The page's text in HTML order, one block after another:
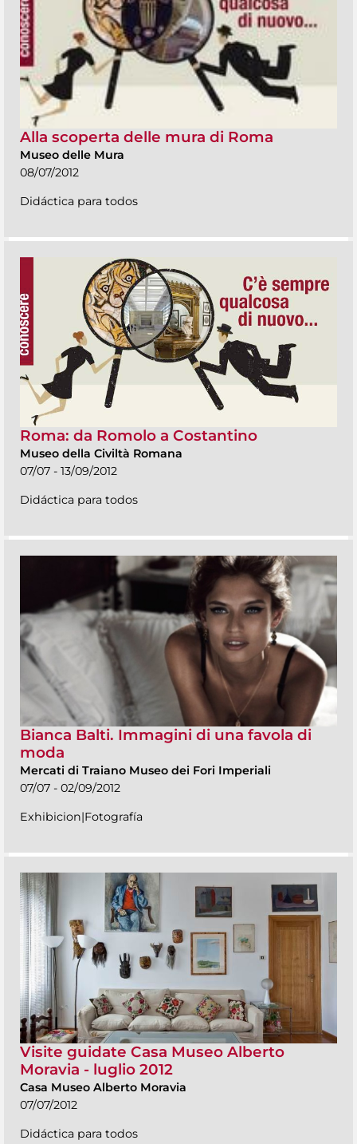
Alla scoperta delle mura di Roma
Museo delle Mura
08/07/2012
Didáctica para todos
Roma: da Romolo a Costantino
Museo della Civiltà Romana
07/07 - 13/09/2012
Didáctica para todos
Bianca Balti. Immagini di una favola di
moda
Mercati di Traiano Museo dei Fori Imperiali
07/07 - 02/09/2012
Exhibicion|Fotografía
Visite guidate Casa Museo Alberto
Moravia - luglio 2012
Casa Museo Alberto Moravia
07/07/2012
Didáctica para todos